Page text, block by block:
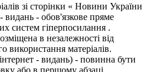
зі сторінки « Новини України
- видань - обов'язкове пряме
систем гіперпосилання .
в незалежності від
використання матеріалів.
- видань) - повинна бути
або в першому абзаці